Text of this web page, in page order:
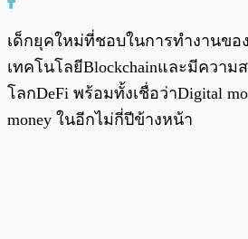
เด็กยุคใหม่ที่ชอบในการทำงานของ
เทคโนโลยีBlockchainและมีควา
โลกDeFi พร้อมทั้งเชื่อว่าDigital
money ในอีกไม่กี่ปีข้างหน้า